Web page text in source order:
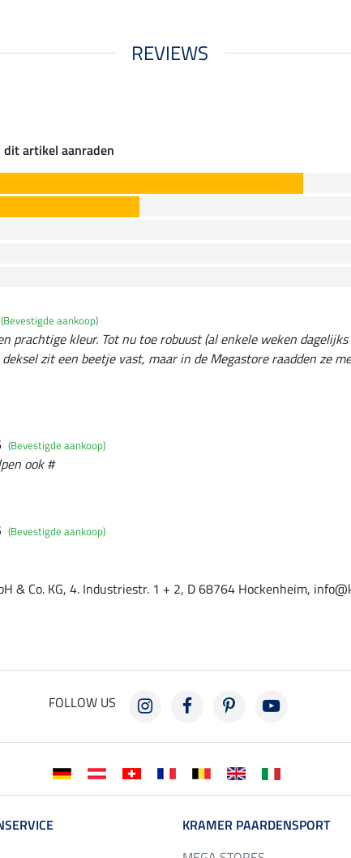
REVIEWS
artikel aanraden
(Bevestigde aankoop)
prachtige kleur. Tot nu toe robuust (al enkele weken
zit een beetje vast, maar in de Megastore raadden ze
(Bevestigde aankoop)
ook #
(Bevestigde aankoop)
& Co. KG, 4. Industriestr. 1 + 2, D 68764 Hockenheim,
FOLLOW US
KRAMER PAARDENSPORT